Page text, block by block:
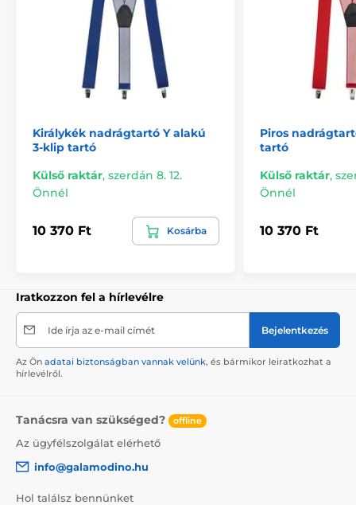
Királykék nadrágtartó Y alakú
3-klip tartó
Külső raktár, szerdán 8. 12.
Önnél
10 370 Ft Kosárba
Piros
tartó
Külső raktár,
Önnél
10 370 Ft
Iratkozzon fel a hírlevélre
Ide írja az e-mail címét Bejelentkezés
Az Ön adatai biztonságban vannak velünk, és bármikor leiratkozhat a
hírlevélről.
Tanácsra van szükséged? offline
Az ügyfélszolgálat elérhető
info@galamodino.hu
Hol találsz bennünket